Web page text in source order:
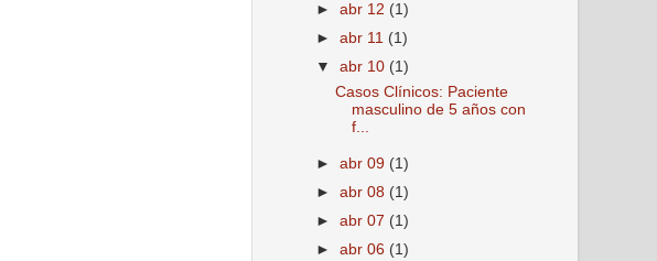
►abr 12 (1)
►abr 11 (1)
▼abr 10 (1)
Casos Clínicos: Paciente
masculino de 5 años con
f...
►abr 09 (1)
►abr 08 (1)
►abr 07 (1)
►abr 06 (1)